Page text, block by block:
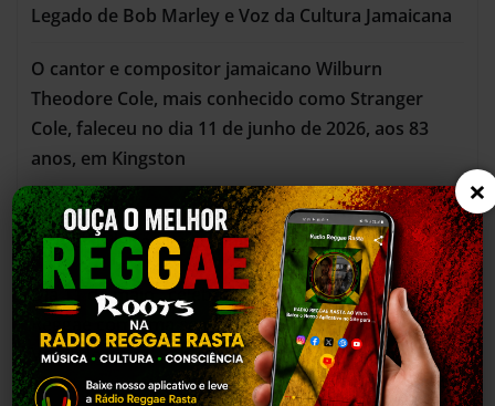
Legado de Bob Marley e Voz da Cultura Jamaicana
O cantor e compositor jamaicano Wilburn
Theodore Cole, mais conhecido como Stranger
Cole, faleceu no dia 11 de junho de 2026, aos 83
anos, em Kingston
A capoeira é uma expressão cultural e arte marcial
afro-brasileira que combina luta, dança e música
Dia 11 de maio , celebramos o Dia Nacional do
Reggae com uma sessão especial na Câmara de
Vereadores na Bahia.
×